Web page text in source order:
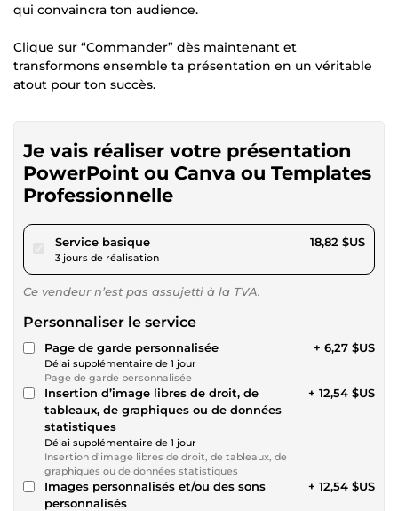
qui convaincra ton audience.
Clique sur “Commander” dès maintenant et
transformons ensemble ta présentation en un véritable
atout pour ton succès.
Je vais réaliser votre présentation
PowerPoint ou Canva ou Templates
Professionnelle
Service basiquepour 17,34 $US
3 jours de réalisation
18,82 $US
Ce vendeur n’est pas assujetti à la TVA.
Personnaliser le service
Page de garde personnalisée
Délai supplémentaire de 1 jour
Page de garde personnalisée
+ 6,27 $US
Insertion d’image libres de droit, de
tableaux, de graphiques ou de données
statistiques
Délai supplémentaire de 1 jour
Insertion d’image libres de droit, de tableaux, de
graphiques ou de données statistiques
+ 12,54 $US
Images personnalisés et/ou des sons
personnalisés
+ 12,54 $US